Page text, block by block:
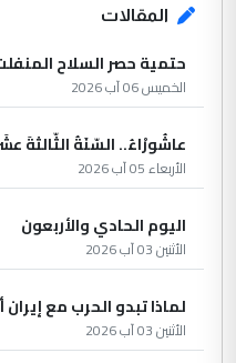
المقالات
حتمية حصر السلاح
الخميس 06 آب 2026
عاشُورْاءُ.. السّنَةُ الثّالثةَ
الأربعاء 05 آب 2026
اليوم الحادي والأربعون
الأثنين 03 آب 2026
لماذا تبدو الحرب مع
الأثنين 03 آب 2026